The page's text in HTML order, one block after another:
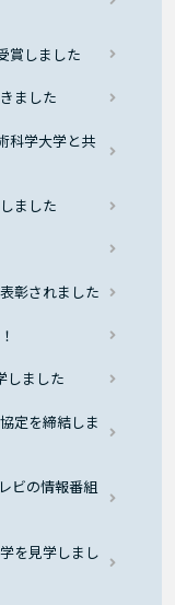
賞しました
ました
科学大学と共
ました
彰されました
しました
定を締結しま
ビの情報番組
を見学しまし